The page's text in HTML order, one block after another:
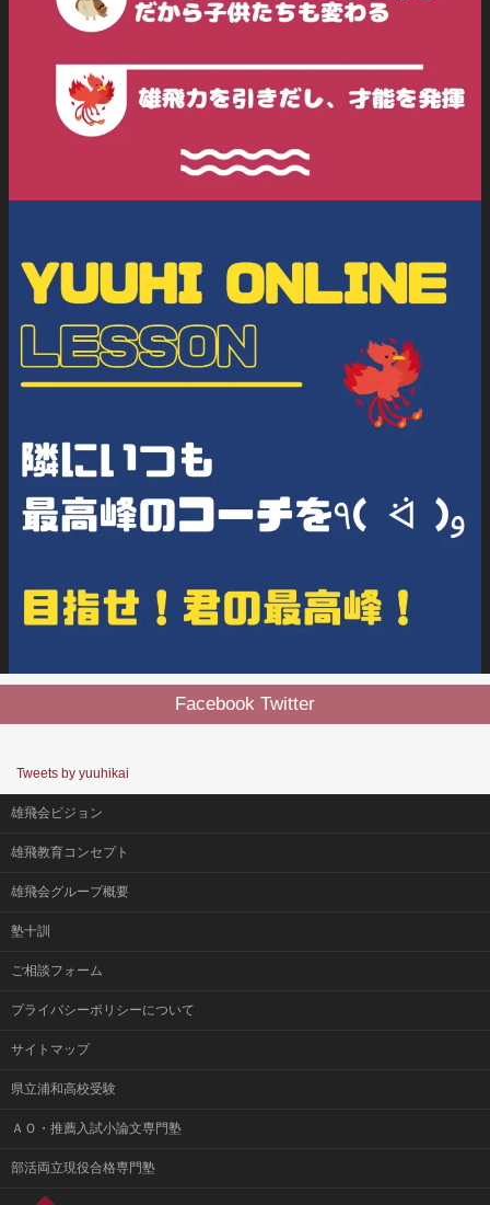
Facebook Twitter
Tweets by yuuhikai
雄飛会ビジョン
雄飛教育コンセプト
雄飛会グループ概要
塾十訓
ご相談フォーム
プライバシーポリシーについて
サイトマップ
県立浦和高校受験
ＡＯ・推薦入試小論文専門塾
部活両立現役合格専門塾